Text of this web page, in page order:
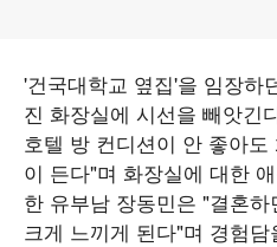
'건국대학교 옆집'을 임장하
진 화장실에 시선을 빼앗긴
호텔 방 컨디션이 안 좋아
이 든다"며 화장실에 대한
한 유부남 장동민은 "결혼
크게 느끼게 된다"며 경험